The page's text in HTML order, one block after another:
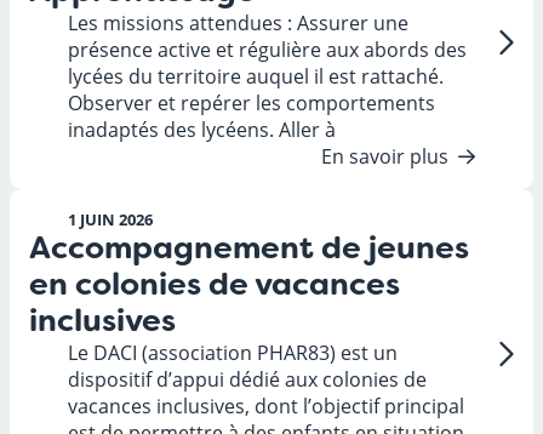
Les missions attendues : Assurer une
présence active et régulière aux abords des
lycées du territoire auquel il est rattaché.
Observer et repérer les comportements
inadaptés des lycéens. Aller à
En savoir plus
1 JUIN 2026
Accompagnement de jeunes
en colonies de vacances
inclusives
Le DACI (association PHAR83) est un
dispositif d’appui dédié aux colonies de
vacances inclusives, dont l’objectif principal